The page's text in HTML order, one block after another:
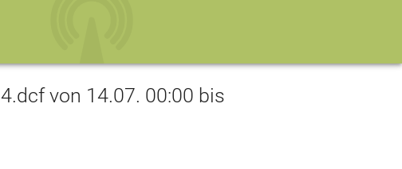
von 14.07. 00:00 bis